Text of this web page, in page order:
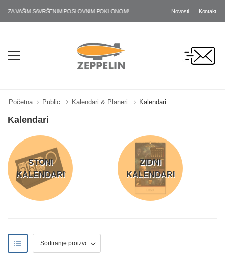
VAŠIM SAVRŠENIM POSLOVNIM POKLONOM! Novosti Kontakt
Početna Public Kalendari & Planeri Kalendari
Kalendari
STONI
KALENDARI
ZIDNI
KALENDARI